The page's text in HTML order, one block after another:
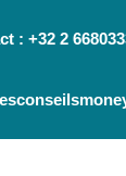
: +32 2